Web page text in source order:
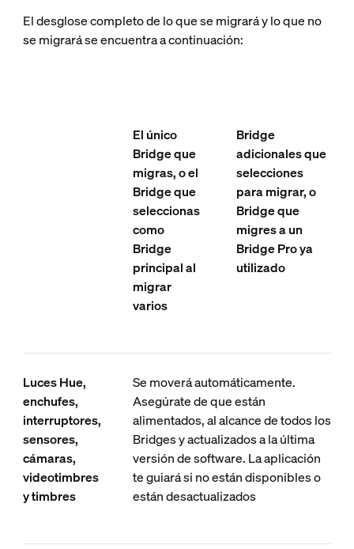
El desglose completo de lo que se migrará y lo que no
se migrará se encuentra a continuación:
El único
Bridge que
migras, o el
Bridge que
seleccionas
como
Bridge
principal al
migrar
varios
Bridge
adicionales que
selecciones
para migrar, o
Bridge que
migres a un
Bridge Pro ya
utilizado
Luces Hue,
enchufes,
interruptores,
sensores,
cámaras,
videotimbres
y timbres
Se moverá automáticamente.
Asegúrate de que están
alimentados, al alcance de todos los
Bridges y actualizados a la última
versión de software. La aplicación
te guiará si no están disponibles o
están desactualizados